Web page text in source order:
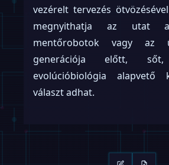
vezérelt tervezés
megnyithatja az utat
mentőrobotok vagy az
generációja előtt,
evolúcióbiológia alapvető
választ adhat.